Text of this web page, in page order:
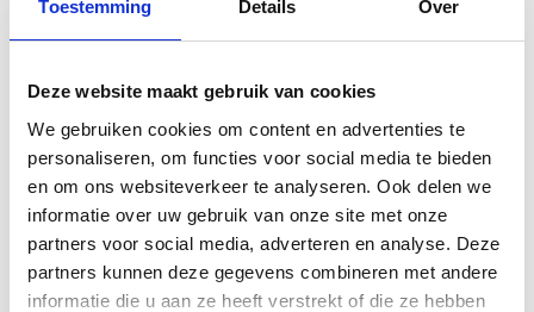
Toestemming Details Over
Deze website maakt gebruik van cookies
We gebruiken cookies om content en advertenties te
personaliseren, om functies voor social media te bieden
en om ons websiteverkeer te analyseren. Ook delen we
informatie over uw gebruik van onze site met onze
partners voor social media, adverteren en analyse. Deze
partners kunnen deze gegevens combineren met andere
informatie die u aan ze heeft verstrekt of die ze hebben